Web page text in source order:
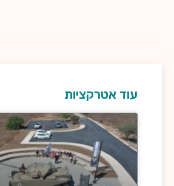
עוד אטרקציות